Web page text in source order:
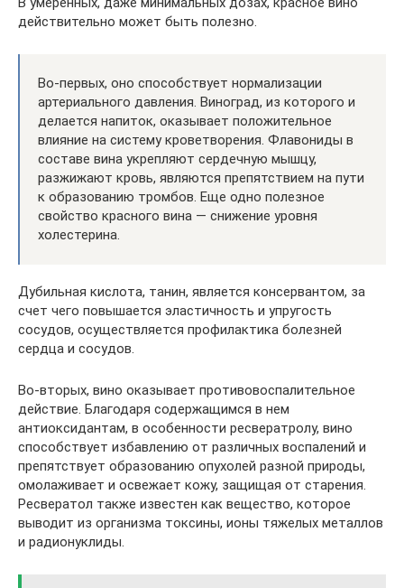
действительно может быть полезно.
Во-первых, оно способствует нормализации
артериального давления. Виноград, из которого и
делается напиток, оказывает положительное
влияние на систему кроветворения. Флавониды в
составе вина укрепляют сердечную мышцу,
разжижают кровь, являются препятствием на пути
к образованию тромбов. Еще одно полезное
свойство красного вина — снижение уровня
холестерина.
Дубильная кислота, танин, является консервантом, за
счет чего повышается эластичность и упругость
сосудов, осуществляется профилактика болезней
сердца и сосудов.
Во-вторых, вино оказывает противовоспалительное
действие. Благодаря содержащимся в нем
антиоксидантам, в особенности ресвератролу, вино
способствует избавлению от различных воспалений и
препятствует образованию опухолей разной природы,
омолаживает и освежает кожу, защищая от старения.
Ресвератол также известен как вещество, которое
выводит из организма токсины, ионы тяжелых металлов
и радионуклиды.